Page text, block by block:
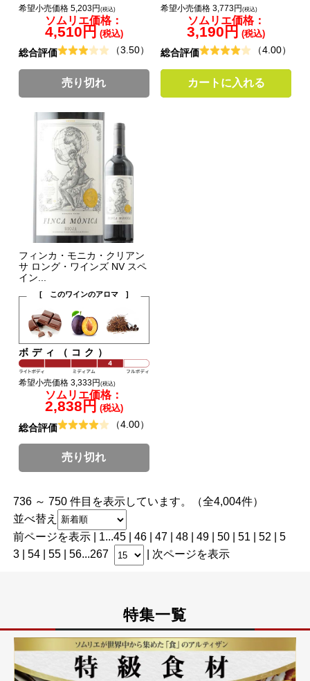
希望小売価格 5,203円(税込)
ソムリエ価格：
4,510円 (税込)
総合評価 （3.50）
売り切れ
希望小売価格 3,773円(税込)
ソムリエ価格：
3,190円 (税込)
総合評価 （4.00）
カートに入れる
フィンカ・モニカ・クリアン
サ ロング・ワインズ NV スペ
イン...
[ このワインのアロマ ]
ボディ（コク）
希望小売価格 3,333円(税込)
ソムリエ価格：
2,838円 (税込)
総合評価 （4.00）
売り切れ
736 ～ 750 件目を表示しています。（全4,004件）
並べ替え
前ページを表示| 1...45| 46| 47| 48| 49| 50 | 51 52
5
3| 54| 55| 56...267 次ページを表示
特集一覧